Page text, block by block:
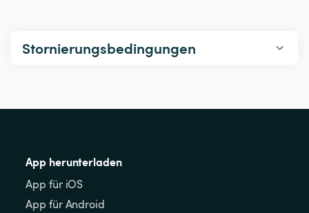
Stornierungsbedingungen
App herunterladen
App für iOS
App für Android